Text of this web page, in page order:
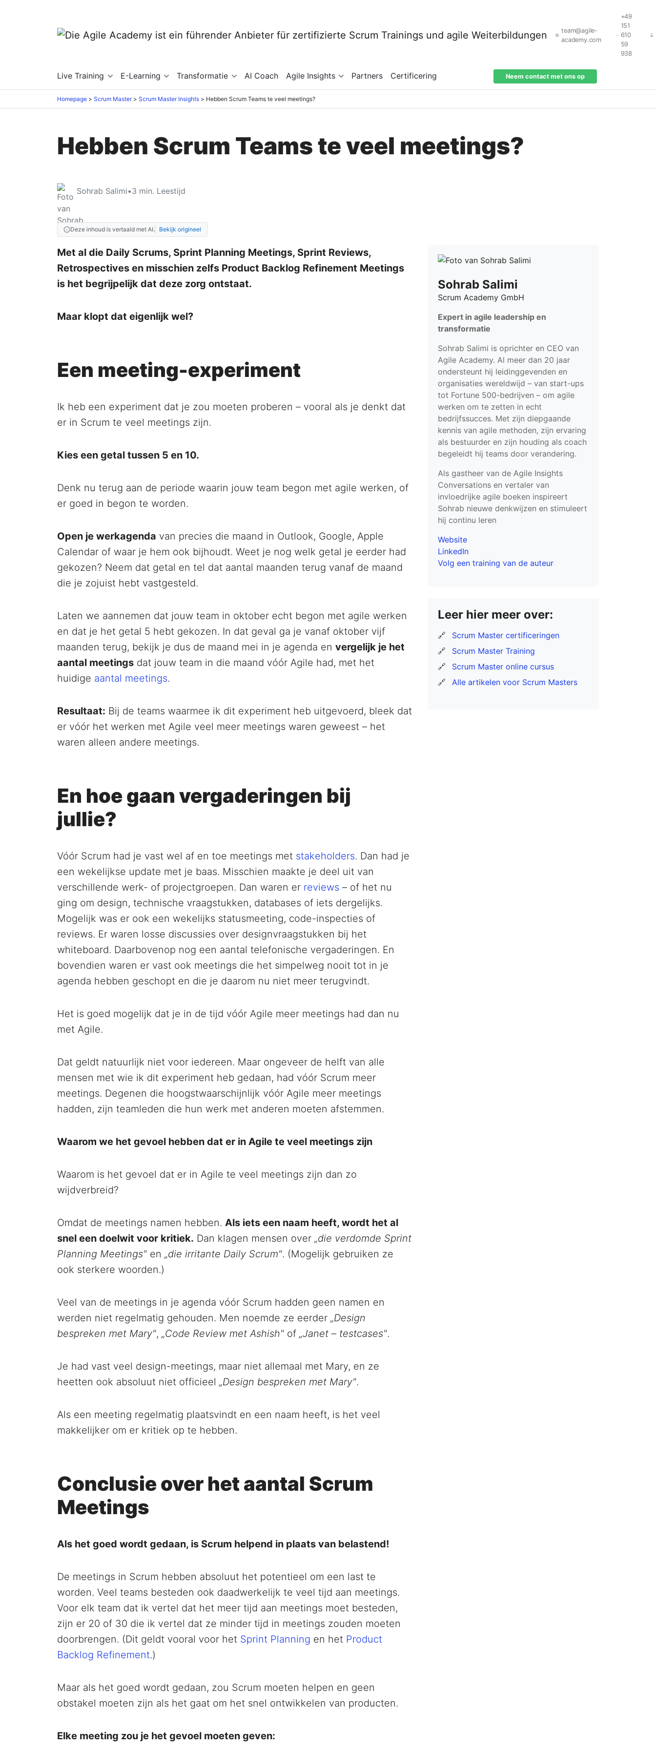
team@agile-
academy.com
+49
151
610
59
938
Live Training E-Learning Transformatie AI Coach Agile Insights Partners Certificering Neem contact met ons op
Homepage Scrum Master Scrum Master Insights Hebben Scrum Teams te veel meetings?
Hebben Scrum Teams te veel meetings?
Sohrab Salimi•3 min. Leestijd
Deze inhoud is vertaald met AI. Bekijk origineel
Met al die Daily Scrums, Sprint Planning Meetings, Sprint Reviews,
Retrospectives en misschien zelfs Product Backlog Refinement Meetings
is het begrijpelijk dat deze zorg ontstaat.
Maar klopt dat eigenlijk wel?
Een meeting-experiment
Ik heb een experiment dat je zou moeten proberen – vooral als je denkt dat
er in Scrum te veel meetings zijn.
Kies een getal tussen 5 en 10.
Denk nu terug aan de periode waarin jouw team begon met agile werken, of
er goed in begon te worden.
Open je werkagenda van precies die maand in Outlook, Google, Apple
Calendar of waar je hem ook bijhoudt. Weet je nog welk getal je eerder had
gekozen? Neem dat getal en tel dat aantal maanden terug vanaf de maand
die je zojuist hebt vastgesteld.
Laten we aannemen dat jouw team in oktober echt begon met agile werken
en dat je het getal 5 hebt gekozen. In dat geval ga je vanaf oktober vijf
maanden terug, bekijk je dus de maand mei in je agenda en vergelijk je het
aantal meetings dat jouw team in die maand vóór Agile had, met het
huidige aantal meetings.
Resultaat: Bij de teams waarmee ik dit experiment heb uitgevoerd, bleek dat
er vóór het werken met Agile veel meer meetings waren geweest – het
waren alleen andere meetings.
En hoe gaan vergaderingen bij
jullie?
Vóór Scrum had je vast wel af en toe meetings met stakeholders. Dan had je
een wekelijkse update met je baas. Misschien maakte je deel uit van
verschillende werk- of projectgroepen. Dan waren er reviews – of het nu
ging om design, technische vraagstukken, databases of iets dergelijks.
Mogelijk was er ook een wekelijks statusmeeting, code-inspecties of
reviews. Er waren losse discussies over designvraagstukken bij het
whiteboard. Daarbovenop nog een aantal telefonische vergaderingen. En
bovendien waren er vast ook meetings die het simpelweg nooit tot in je
agenda hebben geschopt en die je daarom nu niet meer terugvindt.
Het is goed mogelijk dat je in de tijd vóór Agile meer meetings had dan nu
met Agile.
Dat geldt natuurlijk niet voor iedereen. Maar ongeveer de helft van alle
mensen met wie ik dit experiment heb gedaan, had vóór Scrum meer
meetings. Degenen die hoogstwaarschijnlijk vóór Agile meer meetings
hadden, zijn teamleden die hun werk met anderen moeten afstemmen.
Waarom we het gevoel hebben dat er in Agile te veel meetings zijn
Waarom is het gevoel dat er in Agile te veel meetings zijn dan zo
wijdverbreid?
Omdat de meetings namen hebben. Als iets een naam heeft, wordt het al
snel een doelwit voor kritiek. Dan klagen mensen over „die verdomde Sprint
Planning Meetings" en „die irritante Daily Scrum". (Mogelijk gebruiken ze
ook sterkere woorden.)
Veel van de meetings in je agenda vóór Scrum hadden geen namen en
werden niet regelmatig gehouden. Men noemde ze eerder „Design
bespreken met Mary", „Code Review met Ashish" of „Janet – testcases".
Je had vast veel design-meetings, maar niet allemaal met Mary, en ze
heetten ook absoluut niet officieel „Design bespreken met Mary".
Als een meeting regelmatig plaatsvindt en een naam heeft, is het veel
makkelijker om er kritiek op te hebben.
Conclusie over het aantal Scrum
Meetings
Als het goed wordt gedaan, is Scrum helpend in plaats van belastend!
De meetings in Scrum hebben absoluut het potentieel om een last te
worden. Veel teams besteden ook daadwerkelijk te veel tijd aan meetings.
Voor elk team dat ik vertel dat het meer tijd aan meetings moet besteden,
zijn er 20 of 30 die ik vertel dat ze minder tijd in meetings zouden moeten
doorbrengen. (Dit geldt vooral voor het Sprint Planning en het Product
Backlog Refinement.)
Maar als het goed wordt gedaan, zou Scrum moeten helpen en geen
obstakel moeten zijn als het gaat om het snel ontwikkelen van producten.
Elke meeting zou je het gevoel moeten geven:
Sohrab Salimi
Scrum Academy GmbH
Expert in agile leadership en
transformatie
Sohrab Salimi is oprichter en CEO van
Agile Academy. Al meer dan 20 jaar
ondersteunt hij leidinggevenden en
organisaties wereldwijd – van start-ups
tot Fortune 500-bedrijven – om agile
werken om te zetten in echt
bedrijfssucces. Met zijn diepgaande
kennis van agile methoden, zijn ervaring
als bestuurder en zijn houding als coach
begeleidt hij teams door verandering.
Als gastheer van de Agile Insights
Conversations en vertaler van
invloedrijke agile boeken inspireert
Sohrab nieuwe denkwijzen en stimuleert
hij continu leren
Website
LinkedIn
Volg een training van de auteur
Leer hier meer over:
🔗
Scrum Master certificeringen
🔗
Scrum Master Training
🔗
Scrum Master online cursus
🔗
Alle artikelen voor Scrum Masters